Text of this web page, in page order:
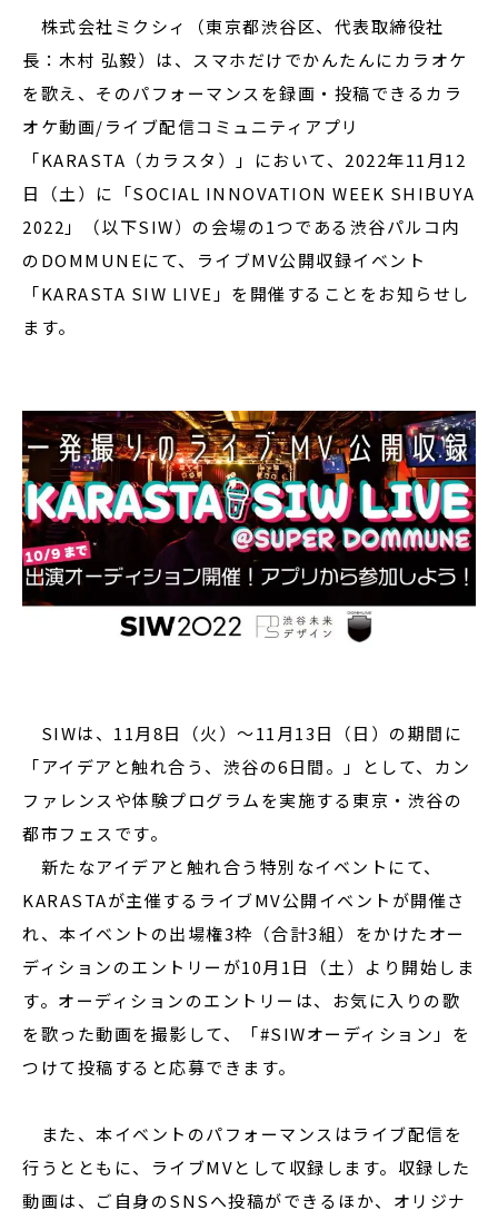
株式会社ミクシィ（東京都渋谷区、代表取締役社
長：木村 弘毅）は、スマホだけでかんたんにカラオケ
を歌え、そのパフォーマンスを録画・投稿できるカラ
オケ動画/ライブ配信コミュニティアプリ
「KARASTA（カラスタ）」において、2022年11月12
日（土）に「SOCIAL INNOVATION WEEK SHIBUYA
2022」（以下SIW）の会場の1つである渋谷パルコ内
のDOMMUNEにて、ライブMV公開収録イベント
「KARASTA SIW LIVE」を開催することをお知らせし
ます。
SIWは、11月8日（火）〜11月13日（日）の期間に
「アイデアと触れ合う、渋谷の6日間。」として、カン
ファレンスや体験プログラムを実施する東京・渋谷の
都市フェスです。
新たなアイデアと触れ合う特別なイベントにて、
KARASTAが主催するライブMV公開イベントが開催さ
れ、本イベントの出場権3枠（合計3組）をかけたオー
ディションのエントリーが10月1日（土）より開始しま
す。オーディションのエントリーは、お気に入りの歌
を歌った動画を撮影して、「#SIWオーディション」を
つけて投稿すると応募できます。
また、本イベントのパフォーマンスはライブ配信を
行うとともに、ライブMVとして収録します。収録した
動画は、ご自身のSNSへ投稿ができるほか、オリジナ